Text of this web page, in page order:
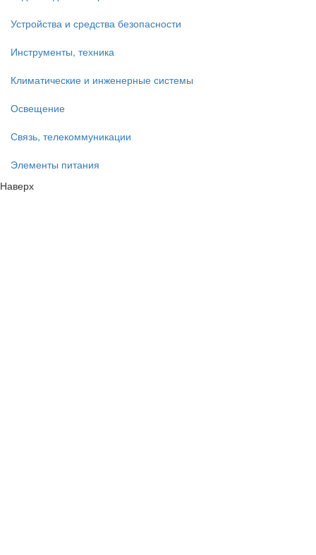
Устройства и средства безопасности
Инструменты, техника
Климатические и инженерные системы
Освещение
Связь, телекоммуникации
Элементы питания
Наверх